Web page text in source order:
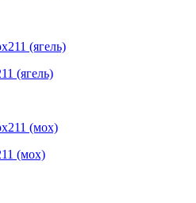
(ягель)
(мох)